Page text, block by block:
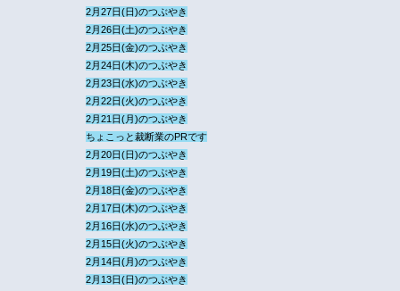
2月27日(日)のつぶやき
2月26日(土)のつぶやき
2月25日(金)のつぶやき
2月24日(木)のつぶやき
2月23日(水)のつぶやき
2月22日(火)のつぶやき
2月21日(月)のつぶやき
ちょこっと裁断業のPRです
2月20日(日)のつぶやき
2月19日(土)のつぶやき
2月18日(金)のつぶやき
2月17日(木)のつぶやき
2月16日(水)のつぶやき
2月15日(火)のつぶやき
2月14日(月)のつぶやき
2月13日(日)のつぶやき